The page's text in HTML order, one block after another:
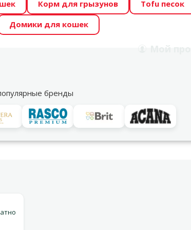
отличные цены на ТОП-овые корма! 🍖
Возможно Твой питомец станет звездой
Корм для грызунов
Tofu песок
Домики для кошек
бренды
Акции
Варианты доставки